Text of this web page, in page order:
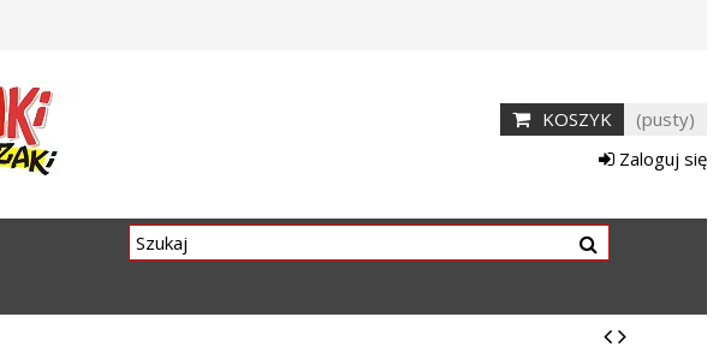
KOSZYK
(pusty)
Zaloguj się